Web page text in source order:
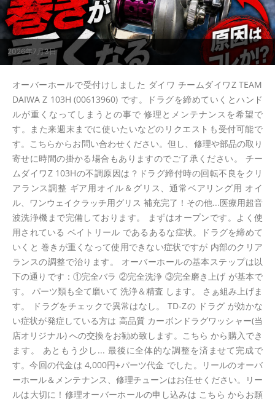
2026年7月3日
オーバーホールで受付けしました ダイワ チームダイワZ TEAM
DAIWA Z 103H (00613960) です。ドラグを締めていくとハンド
ルが重くなってしまうとの事で 修理とメンテナンスを希望で
す。また来週末までに使いたいなどのリクエストも受付可能で
す。こちらからお問い合わせください。但し、修理や部品の取り
寄せに時間の掛かる場合もありますのでご了承ください。 チー
ムダイワZ 103Hの不調原因は？ドラグ締付時の回転不良をクリ
アランス調整 ギア用オイル＆グリス、通常ベアリング用 オイ
ル、ワンウェイクラッチ用グリス 補充完了！その他...医療用超音
波洗浄機まで完備しております。 まずはオープンです。よく使
用されている ベイトリール であるあるな症状。ドラグを締めて
いくと 巻きが重くなって使用できない症状ですが 内部のクリア
ランスの調整で治ります。 オーバーホールの基本ステップは以
下の通りです：①完全バラ ②完全洗浄 ③完全磨き上げ が基本で
す。 パーツ類も全て磨いて 洗浄＆精査 します。 さぁ組み上げま
す。 ドラグをチェックで異常はなし。 TD-Zの ドラグ が効かな
い症状が発症している方は 高品質 カーボンドラグワッシャー(当
店オリジナル) への交換をお勧め致します。こちら から購入でき
ます。 あともう少し... 最後に全体的な調整を済ませて完成で
す。今回の代金は 4,000円+パーツ代金 でした。リールのオーバ
ーホール＆メンテナンス、修理チューンはお任せください。リー
ルは大切に！修理オーバーホールの申し込みは こちら からお願